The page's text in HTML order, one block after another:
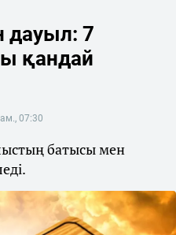
дауыл: 7
қандай
07:30
батысы мен